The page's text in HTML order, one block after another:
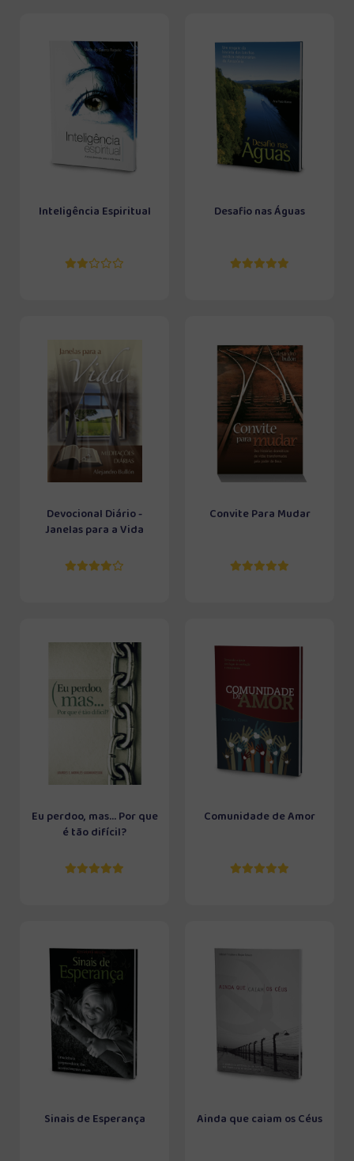
Inteligência Espiritual Desafio nas Águas
Devocional Diário -
Janelas para a Vida
Convite Para Mudar
Eu perdoo, mas... Por que
é tão difícil?
Comunidade de Amor
Sinais de Esperança Ainda que caiam os Céus